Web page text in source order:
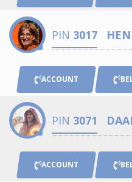
PIN 3017
ACCOUNT
PIN 3071
ACCOUNT